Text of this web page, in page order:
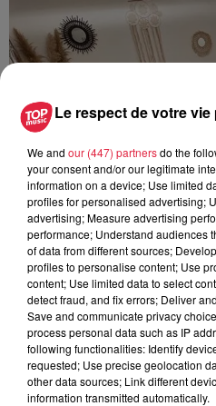
Le respect de votre
We and our (447) partnersdo the
your consent and/or our legitimate
information on a device; Use limited
profiles for personalised advertising;
advertising; Measure advertising
performance; Understand audiences
of data from different sources;
profiles to personalise content; Use
content; Use limited data to select
detect fraud, and fix errors; Deliver
Save and communicate privacy
process personal data such as IP
following functionalities: Identify
requested; Use precise geolocation
other data sources; Link different
information transmitted automatically.